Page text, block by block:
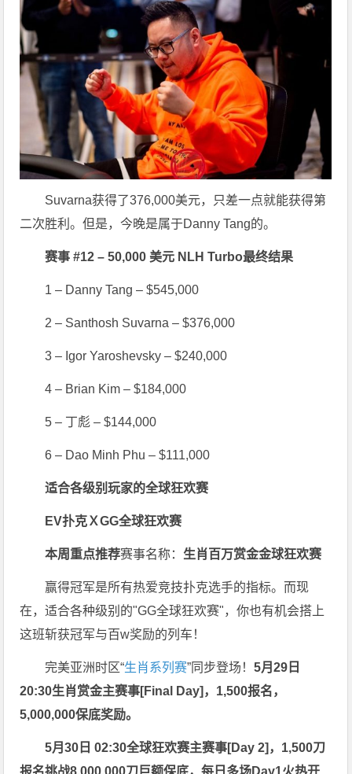
Suvarna获得了376,000美元，只差一点就能获得第
二次胜利。但是，今晚是属于Danny Tang的。
赛事 #12 – 50,000 美元 NLH Turbo最终结果
1 – Danny Tang – $545,000
2 – Santhosh Suvarna – $376,000
3 – Igor Yaroshevsky – $240,000
4 – Brian Kim – $184,000
5 – 丁彪 – $144,000
6 – Dao Minh Phu – $111,000
适合各级别玩家的全球狂欢赛
EV扑克ＸGG全球狂欢赛
本周重点推荐赛事名称： 生肖百万赏金金球狂欢赛
赢得冠军是所有热爱竞技扑克选手的指标。而现
在，适合各种级别的"GG全球狂欢赛"，你也有机会搭上
这班斩获冠军与百w奖励的列车！
完美亚洲时区“生肖系列赛”同步登场！5月29日
20:30生肖赏金主赛事[Final Day] ，1,500报名，
5,000,000保底奖励。
5月30日 02:30全球狂欢赛主赛事[Day 2] ，1,500刀
报名挑战8,000,000刀 巨额保底，每日多场Day1火热开